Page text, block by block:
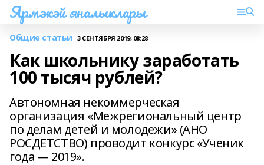
Ярмэкэй яналыклары
Общие статьи 3 СЕНТЯБРЯ 2019, 08:28
Как школьнику заработать
100 тысяч рублей?
Автономная некоммерческая
организация «Межрегиональный центр
по делам детей и молодежи» (АНО
РОСДЕТСТВО) проводит конкурс «Ученик
года — 2019».